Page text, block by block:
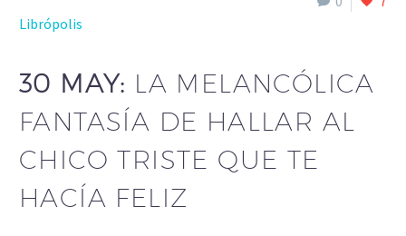
Librópolis
30 MAY: LA MELANCÓLICA
FANTASÍA DE HALLAR AL
CHICO TRISTE QUE TE
HACÍA FELIZ